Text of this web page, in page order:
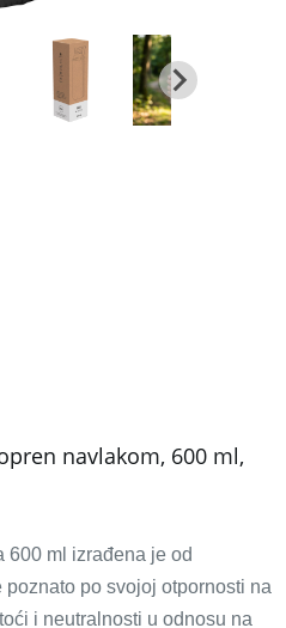
navlakom, 600 ml,
600 ml izrađena je od
po svojoj otpornosti na
i neutralnosti u odnosu na